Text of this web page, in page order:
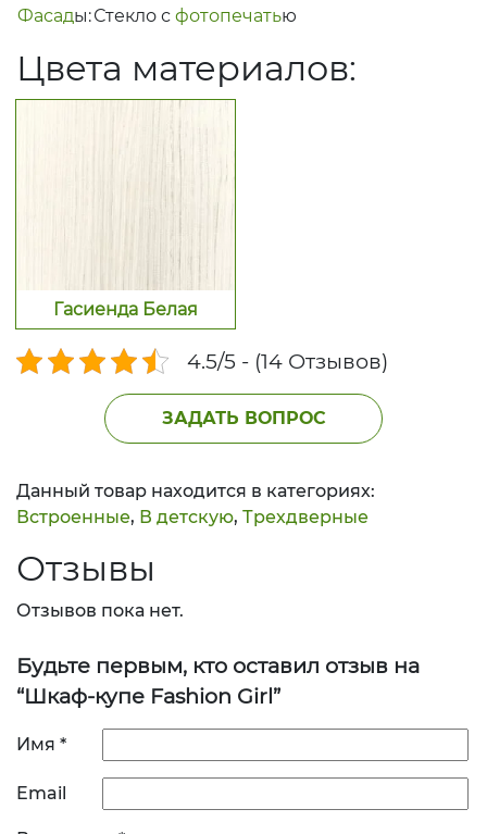
Фасады:Стекло с фотопечатью
Цвета материалов:
Гасиенда Белая
4.5/5 - (14 Отзывов)
ЗАДАТЬ ВОПРОС
Данный товар находится в категориях:
Встроенные, В детскую, Трехдверные
Отзывы
Отзывов пока нет.
Будьте первым, кто оставил отзыв на
“Шкаф-купе Fashion Girl”
Имя *
Email